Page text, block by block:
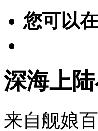
您可以
深海上
来自舰娘